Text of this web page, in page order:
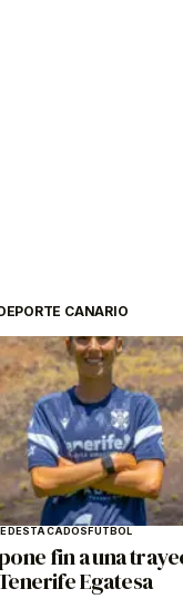
CANARIO
DESTACADOSFÚTBOL
fin a una
Egatesa